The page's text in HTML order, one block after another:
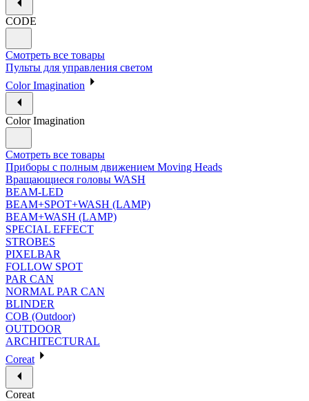
CODE
Смотреть все товары
Пульты для управления светом
Color Imagination
Color Imagination
Смотреть все товары
Приборы с полным движением Moving Heads
Вращающиеся головы WASH
BEAM-LED
BEAM+SPOT+WASH (LAMP)
BEAM+WASH (LAMP)
SPECIAL EFFECT
STROBES
PIXELBAR
FOLLOW SPOT
PAR CAN
NORMAL PAR CAN
BLINDER
COB (Outdoor)
OUTDOOR
ARCHITECTURAL
Coreat
Coreat